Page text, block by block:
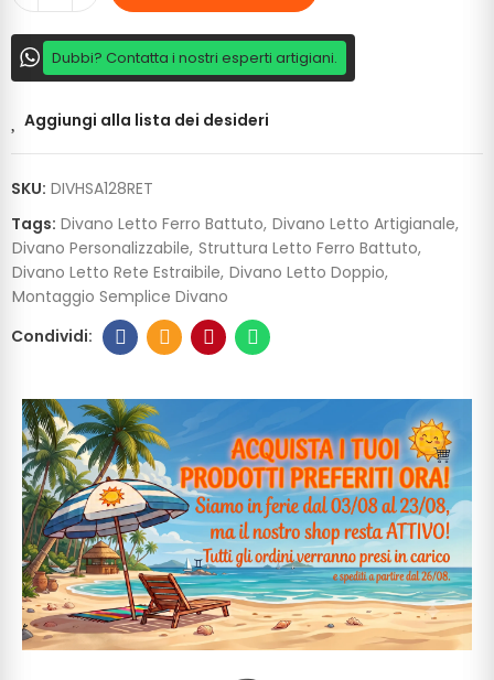
Dubbi? Contatta i nostri esperti artigiani.
Aggiungi alla lista dei desideri
SKU: DIVHSA128RET
Tags: Divano Letto Ferro Battuto Divano Letto Artigianale
Divano Personalizzabile Struttura Letto Ferro Battuto
Divano Letto Rete Estraibile Divano Letto Doppio
Montaggio Semplice Divano